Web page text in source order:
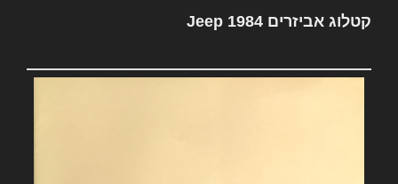
קטלוג אביזרים Jeep 1984